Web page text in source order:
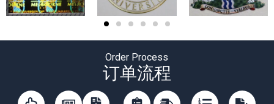
Order Process
订单流程